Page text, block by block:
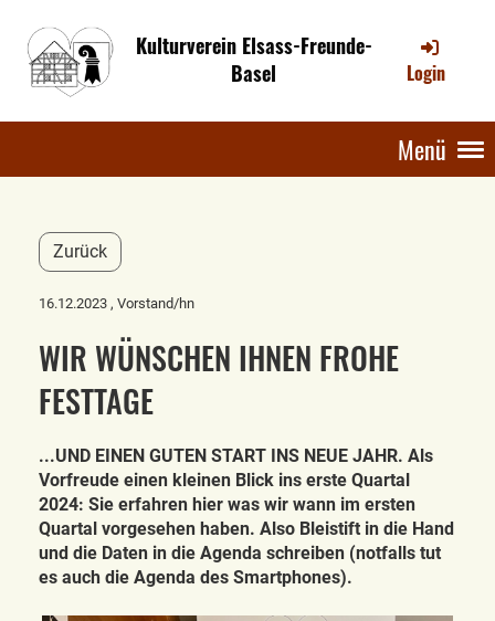
Kulturverein Elsass-Freunde-
Basel
Login
Menü
Zurück
16.12.2023 , Vorstand/hn
WIR WÜNSCHEN IHNEN FROHE
FESTTAGE
...UND EINEN GUTEN START INS NEUE JAHR. Als
Vorfreude einen kleinen Blick ins erste Quartal
2024: Sie erfahren hier was wir wann im ersten
Quartal vorgesehen haben. Also Bleistift in die Hand
und die Daten in die Agenda schreiben (notfalls tut
es auch die Agenda des Smartphones).